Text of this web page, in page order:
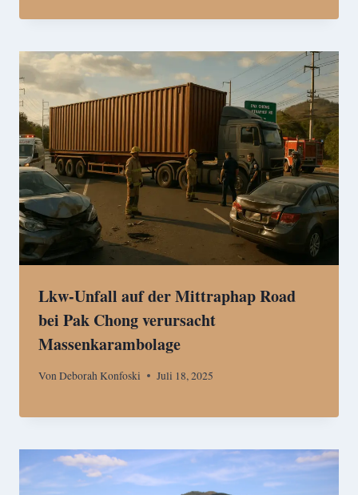
Lkw-Unfall auf der Mittraphap Road
bei Pak Chong verursacht
Massenkarambolage
Von Deborah Konfoski Juli 18, 2025